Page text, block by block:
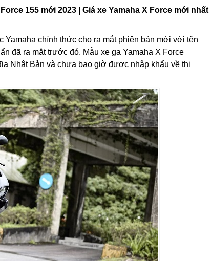
155 mới 2023 | Giá xe Yamaha X Force mới nhất
Yamaha chính thức cho ra mắt phiên bản mới với tên
đã ra mắt trước đó. Mẫu xe ga Yamaha X Force
Nhật Bản và chưa bao giờ được nhập khẩu về thị